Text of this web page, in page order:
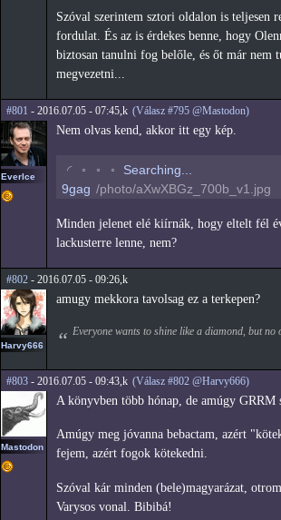
Szóval szerintem sztori oldalon is teljesen
fordulat. És az is érdekes benne, hogy
biztosan tanulni fog belőle, és őt már nem
megvezetni...
#801 - 2016.07.05 - 07:45,k (Válasz #795 @Mastodon)
EverIce
Nem olvas kend, akkor itt egy kép.
◡ ◦ ◦ ◦
Searching...
9gag /photo/aXwXBGz_700b_v1.jpg
Minden jelenet elé kiírnák, hogy eltelt fél
lackusterre lenne, nem?
#802 - 2016.07.05 - 09:26,k
Harvy666
amugy mekkora tavolsag ez a terkepen?
Everyone wants to shine like a diamond, but no
#803 - 2016.07.05 - 09:43,k (Válasz #802 @Harvy666)
Mastodon
A könyvben több hónap, de amúgy GRRM
Amúgy meg jóvanna bebactam, azért
fejem, azért fogok kötekedni.
Szóval kár minden (bele)magyarázat,
Varysos vonal. Bibibá!